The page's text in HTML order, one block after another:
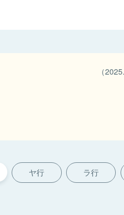
（
ヤ行 ラ行